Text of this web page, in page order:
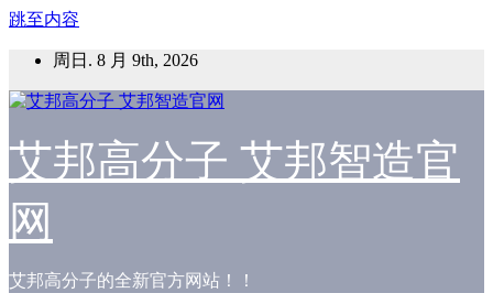
跳至内容
周日. 8 月 9th, 2026
艾邦高分子 艾邦智造官
网
艾邦高分子的全新官方网站！！